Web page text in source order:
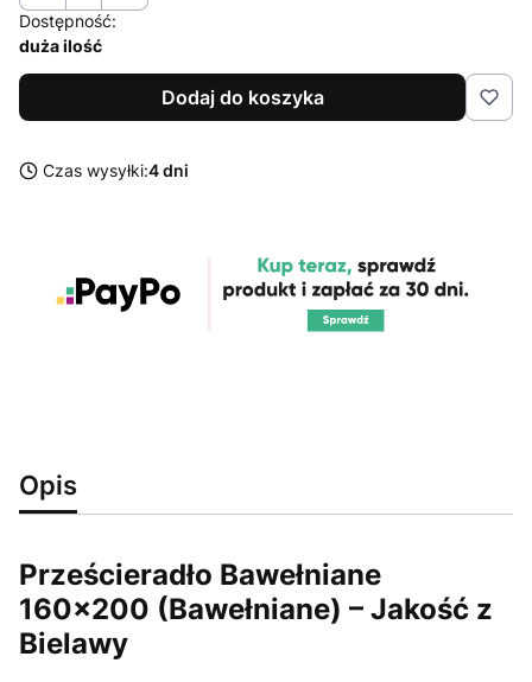
Dostępność:
duża ilość
Dodaj do koszyka
Czas wysyłki:4 dni
Opis
Prześcieradło Bawełniane
160x200 (Bawełniane) – Jakość z
Bielawy